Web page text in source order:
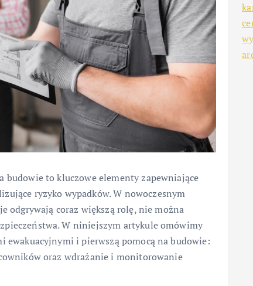
budowie to kluczowe elementy zapewniające
ryzyko wypadków. W nowoczesnym
odgrywają coraz większą rolę, nie można
W niniejszym artykule omówimy
ewakuacyjnymi i pierwszą pomocą na budowie:
oraz wdrażanie i monitorowanie